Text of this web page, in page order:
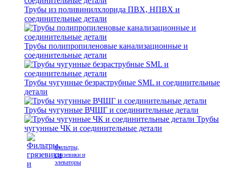
Трубы из поливинилхлорида ПВХ, НПВХ и
соединительные детали
Трубы полипропиленовые канализационные и
соединительные детали
Трубы чугунные безраструбные SML и соединительные
детали
Трубы чугунные ВЧШГ и соединительные детали
Трубы
чугунные ЧК и соединительные детали
Фильтры,
грязевики и
элеваторы